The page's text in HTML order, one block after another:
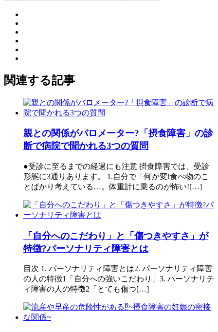
関連する記事
親との関係がバロメーター?「摂食障害」の診
断で病院で聞かれる3つの質問
●受診に至るまでの経過にも注意 摂食障害では、受診
形態に3通りあります。 1.自分で「何か変!食べ物のこ
とばかり考えている…。体重計に乗るのが怖い![…]
「自分へのこだわり」と「傷つきやすさ」が
特徴?パーソナリティ障害とは
目次 1. パーソナリティ障害とは2. パーソナリティ障害
の人の特徴1「自分への強いこだわり」3. パーソナリテ
ィ障害の人の特徴2「とても傷つ[…]